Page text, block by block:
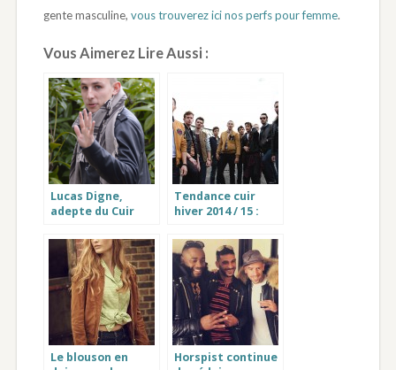
gente masculine, vous trouverez ici nos perfs pour femme.
Vous Aimerez Lire Aussi :
Lucas Digne,
adepte du Cuir
Tendance cuir
hiver 2014 / 15 :
blouson ou
manteau
Le blouson en
Horspist continue